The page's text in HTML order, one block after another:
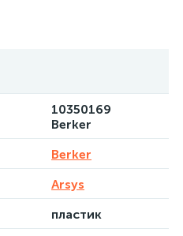
10350169
Berker
Berker
Arsys
пластик